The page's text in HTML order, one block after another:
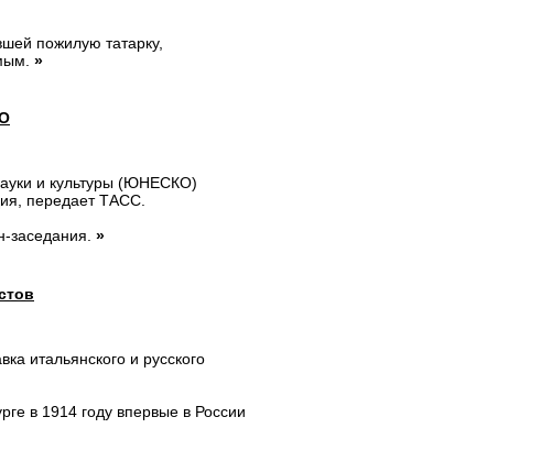
пожилую татарку,
»
и культуры (ЮНЕСКО)
передает ТАСС.
заседания. »
итальянского и русского
в 1914 году впервые в России